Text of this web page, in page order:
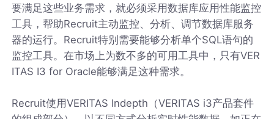
要满足这些业务需求，就必须采用数据库应用性能监控
工具，帮助Recruit主动监控、分析、调节数据库服务
器的运行。Recruit特别需要能够分析单个SQL语句的
监控工具。在市场上为数不多的可用工具中，只有VER
ITAS I3 for Oracle能够满足这种需求。
Recruit使用VERITAS Indepth（VERITAS i3产品套件